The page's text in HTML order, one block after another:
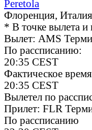
Peretola
Флоренция, Италия
* В точке вылета и
Вылет: AMS
По рассписанию:
20:35 CEST
Фактическое время
20:35 CEST
Вылетел по
Прилет: FLR
По рассписанию